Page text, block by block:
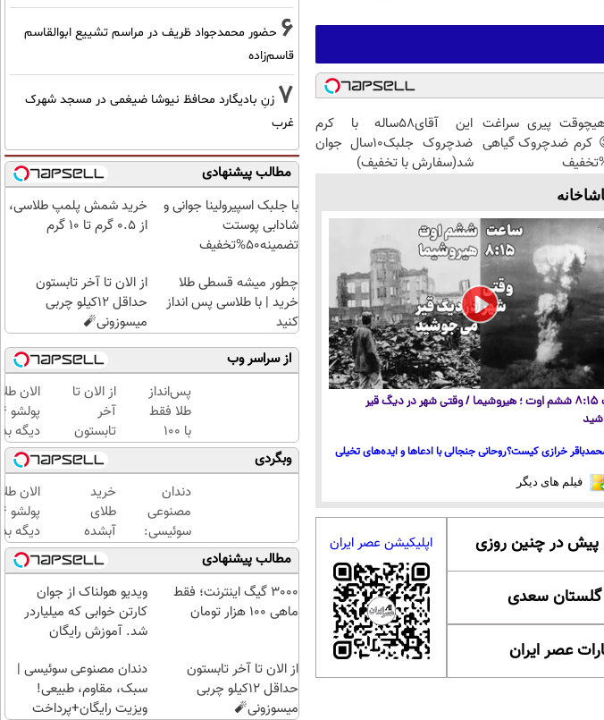
پیری سراغت
کرم ضدچروک گیاهی
این آقای58ساله با کرم
ضدچروک جلبک10سال جوان
شد(سفارش با تخفیف)
ساعت ۸:۱۵ ششم اوت ؛ هیروشیما / وقتی شهر در دیگ قیر
خرازی کیست؟روحانی جنجالی با ادعاها و ایده‌های تخیلی
فیلم های دیگر
گلستان سعدی
عصر ایران
اپلیکیشن عصر ایران
6 حضور محمدجواد ظریف در مراسم تشییع ابوالقاسم
قاسم‌زاده
7 زنِ بادیگارد محافظ نیوشا ضیغمی در مسجد شهرک
غرب
مطالب پیشنهادی
با جلبک اسپیرولینا جوانی و
شادابی پوستت
تضمینه50%تخفیف
خرید شمش پلمپ طلاسی،
از ۰.۵ گرم تا ۱۰ گرم
چطور میشه قسطی طلا
خرید | با طلاسی پس انداز
کنید
از الان تا آخر تابستون
حداقل 12کیلو چربی
میسوزونی🧨
از سراسر وب
پس‌انداز
طلا فقط
با ۱۰۰
هزارتومان
(امن و
راحت)
از الان تا
آخر
تابستون
حداقل
12کیلو
چربی
میسوزونی
🧨
الان
دیگه
طلا با
بی‌بهره
وبگردی
دندان
مصنوعی
سوئیسی:
جدیدترین
فناوری
اروپا،
سبک و
قسطی
خرید
طلای
آبشده
حتی با
۱۰۰هزارتومان
الان
دیگه
طلا با
بی‌بهره
مطالب پیشنهادی
3000 گیگ اینترنت؛ فقط
ماهی 100 هزار تومان
ویدیو هولناک از جوان
کارتن خوابی که میلیاردر
شد. آموزش رایگان
از الان تا آخر تابستون
حداقل 12کیلو چربی
میسوزونی🧨
دندان مصنوعی سوئیسی |
سبک، مقاوم، طبیعی!
ویزیت رایگان+پرداخت